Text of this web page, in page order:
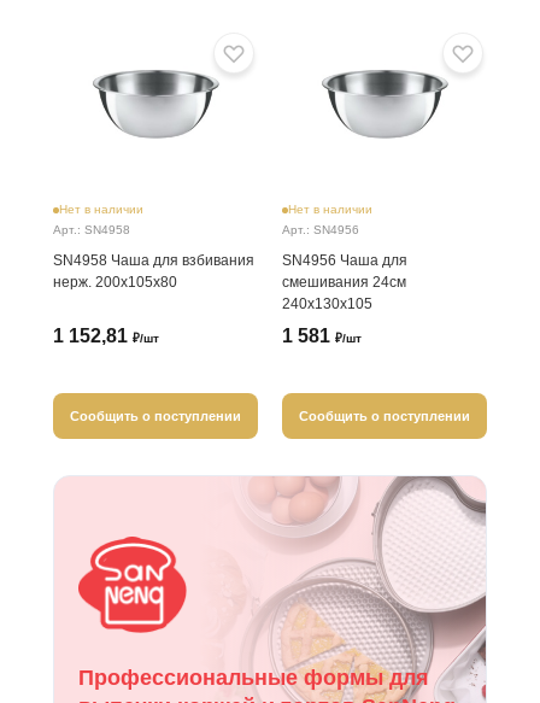
Нет в наличии
Арт.: SN4958
SN4958 Чаша для взбивания
нерж. 200х105х80
1 152,81 ₽/шт
Сообщить о поступлении
Нет в наличии
Арт.: SN4956
SN4956 Чаша для
смешивания 24см
240х130х105
1 581 ₽/шт
Сообщить о поступлении
Профессиональные формы для